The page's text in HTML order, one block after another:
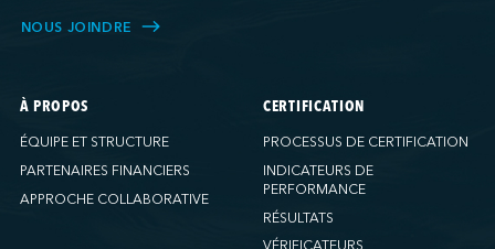
NOUS JOINDRE
À PROPOS
ÉQUIPE ET STRUCTURE
PARTENAIRES FINANCIERS
APPROCHE COLLABORATIVE
CERTIFICATION
PROCESSUS DE CERTIFICATION
INDICATEURS DE
PERFORMANCE
RÉSULTATS